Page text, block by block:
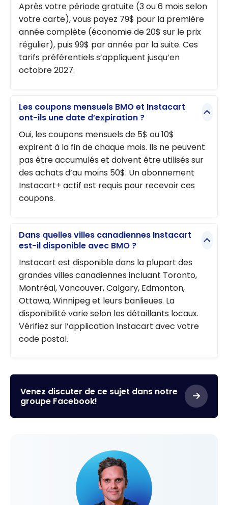
Après votre période gratuite (3 ou 6 mois selon
votre carte), vous payez 79$ pour la première
année complète (économie de 20$ sur le prix
régulier), puis 99$ par année par la suite. Ces
tarifs préférentiels s’appliquent jusqu’en
octobre 2027.
Les coupons mensuels BMO et Instacart
ont-ils une date d’expiration ?
Oui, les coupons mensuels de 5$ ou 10$
expirent à la fin de chaque mois. Ils ne peuvent
pas être accumulés et doivent être utilisés sur
des achats d’au moins 50$. Un abonnement
Instacart+ actif est requis pour recevoir ces
coupons.
Dans quelles villes canadiennes Instacart
est-il disponible avec BMO ?
Instacart est disponible dans la plupart des
grandes villes canadiennes incluant Toronto,
Montréal, Vancouver, Calgary, Edmonton,
Ottawa, Winnipeg et leurs banlieues. La
disponibilité varie selon les détaillants locaux.
Vérifiez sur l’application Instacart avec votre
code postal.
Venez discuter de ce sujet dans notre
groupe Facebook!